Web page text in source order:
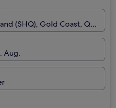
(SHQ), Gold Coast,
Aug.